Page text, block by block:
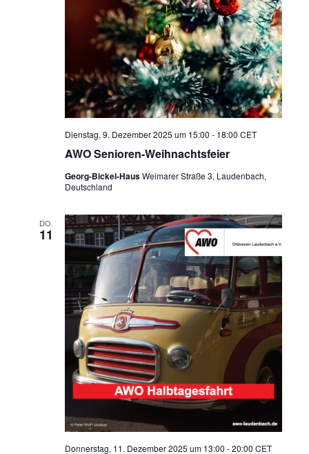
AWO Senioren-Weihnachtsfeier
Dienstag, 9. Dezember 2025 um 15:00 - 18:00 CET
Georg-Bickel-HausWeimarer Straße 3, Laudenbach,
Deutschland
DO.
11
Donnerstag, 11. Dezember 2025 um 13:00 -20:00 CET